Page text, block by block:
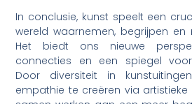
In conclusie, kunst speelt een
wereld waarnemen, begrijpen
Het biedt ons nieuwe
connecties en een spiegel
Door diversiteit in
empathie te creëren via artistieke